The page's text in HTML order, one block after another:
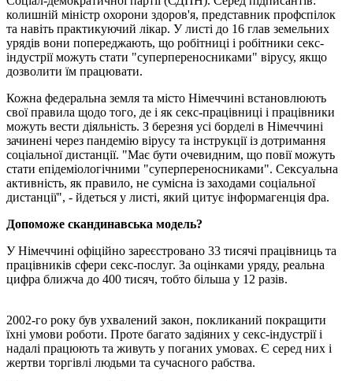
колишній міністр охорони здоров'я, представник профспілок
та навіть практикуючий лікар. У листі до 16 глав земельних
урядів вони попереджають, що робітниці і робітники секс-
індустрії можуть стати "суперпереносниками" вірусу, якщо
дозволити їм працювати.
Кожна федеральна земля та місто Німеччині встановлюють
свої правила щодо того, де і як секс-працівниці і працівники
можуть вести діяльність. З березня усі борделі в Німеччині
зачинені через пандемію вірусу та інструкції із дотримання
соціальної дистанції. "Має бути очевидним, що повії можуть
стати епідеміологічними "суперпереносниками". Сексуальна
активність, як правило, не сумісна із заходами соціальної
дистанції", - йдеться у листі, який цитує інформагенція dpa.
Допоможе скандинавська модель?
У Німеччині офіційно зареєстровано 33 тисячі працівниць та
працівників сфери секс-послуг. За оцінками уряду, реальна
цифра ближча до 400 тисяч, тобто більша у 12 разів.
2002-го року був ухвалений закон, покликаний покращити
їхні умови роботи. Проте багато задіяних у секс-індустрії і
надалі працюють та живуть у поганих умовах. Є серед них і
жертви торгівлі людьми та сучасного рабства.